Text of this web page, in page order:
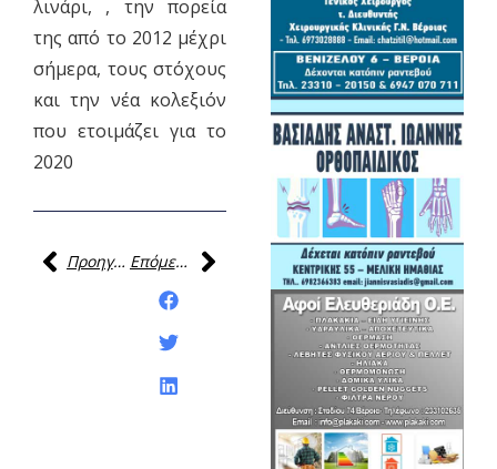
λινάρι, , την πορεία
της από το 2012 μέχρι
σήμερα, τους στόχους
και την νέα κολεξιόν
που ετοιμάζει για το
2020
Προηγούμενη
Επόμενη